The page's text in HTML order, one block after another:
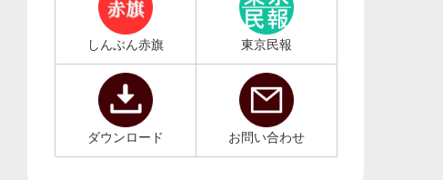
しんぶん赤旗 東京民報
ダウンロード お問い合わせ